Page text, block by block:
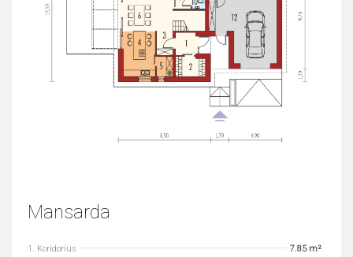
Mansarda
1. Koridorius
7.85 m²